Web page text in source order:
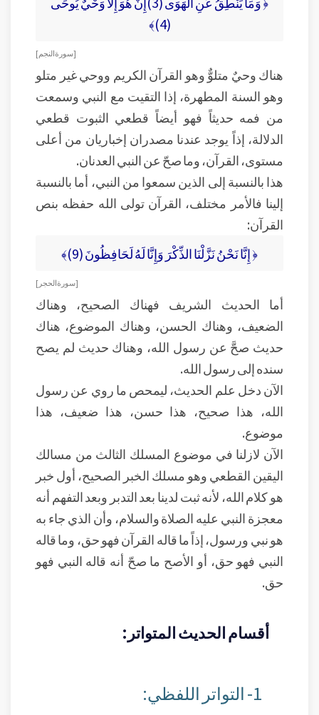
(4)﴾
[ سورة النجم ]
هناك وحيٌ متلوٌّ وهو القرآن الكريم ووحي غير متلو
وهو السنة المطهرة، إذا التقيت مع النبي وسمعت
من فمه حديثاً فهو أيضاً قطعي الثبوت قطعي
الدلالة، إذاً يوجد عندنا مصدران إخباريان من أعلى
مستوى، القرآن، وما صحّ عن النبي العدنان.
هذا بالنسبة إلى الذين سمعوا من النبي، أما بالنسبة
إلينا فالأمر مختلف، القرآن تولى الله حفظه بنص
القرآن:
﴿ إِنَّا نَحْنُ نَزَّلْنَا الذِّكْرَ وَإِنَّا لَهُ لَحَافِظُونَ (9)﴾
[ سورة الحجر ]
أما الحديث الشريف فهناك الصحيح، وهناك
الضعيف، وهناك الحسن، وهناك الموضوع، هناك
حديث صحَّ عن رسول الله، وهناك حديث لم يصح
سنده إلى رسول الله.
الآن دخل علم الحديث، ليمحص ما روي عن رسول
الله، هذا صحيح، هذا حسن، هذا ضعيف، هذا
موضوع.
الآن لازلنا في موضوع المسلك الثالث من مسالك
اليقين القطعي وهو مسلك الخبر الصحيح، أول خبر
هو كلام الله، لأنه ثبت لدينا بعد التدبر وبعد التفهم أنه
معجزة النبي عليه الصلاة والسلام، وأن الذي جاء به
هو نبي ورسول، إذاً ما قاله القرآن فهو حق، وما قاله
النبي فهو حق، أو الأصح ما صحّ أنه قاله النبي فهو
حق.
أقسام الحديث المتواتر:
1- التواتر اللفظي: